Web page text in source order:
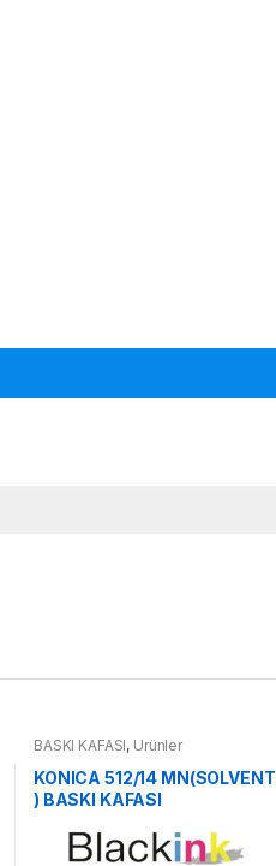
BASKI KAFASI, Ürünler
KONICA 512/14 MN(SOLVENT
) BASKI KAFASI